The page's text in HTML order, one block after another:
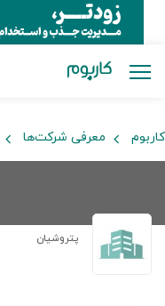
کاربوم معرفی شرکت‌ها
پتروشیان